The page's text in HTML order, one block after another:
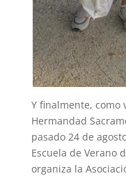
Y finalmente, como
Hermandad
pasado 24 de
Escuela de Verano
organiza la